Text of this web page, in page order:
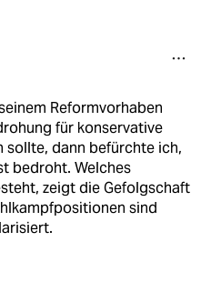
Reformvorhaben
für konservative
sollte, dann befürchte ich,
bedroht. Welches
zeigt die Gefolgschaft
sind